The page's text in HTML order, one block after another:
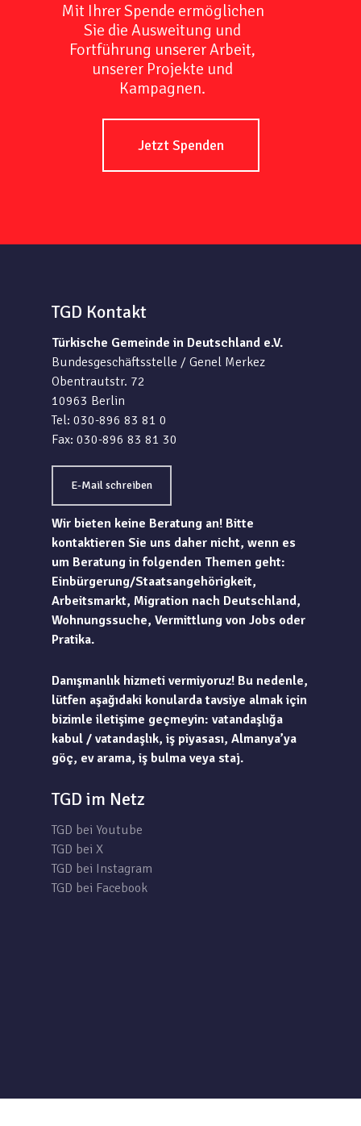
Mit Ihrer Spende ermöglichen
Sie die Ausweitung und
Fortführung unserer Arbeit,
unserer Projekte und
Kampagnen.
Jetzt Spenden
TGD Kontakt
Türkische Gemeinde in Deutschland e.V.
Bundesgeschäftsstelle / Genel Merkez
Obentrautstr. 72
10963 Berlin
Tel: 030-896 83 81 0
Fax: 030-896 83 81 30
E-Mail schreiben
Wir bieten keine Beratung an! Bitte
kontaktieren Sie uns daher nicht, wenn es
um Beratung in folgenden Themen geht:
Einbürgerung/Staatsangehörigkeit,
Arbeitsmarkt, Migration nach Deutschland,
Wohnungssuche, Vermittlung von Jobs oder
Pratika.
Danışmanlık hizmeti vermiyoruz! Bu nedenle,
lütfen aşağıdaki konularda tavsiye almak için
bizimle iletişime geçmeyin: vatandaşlığa
kabul / vatandaşlık, iş piyasası, Almanya’ya
göç, ev arama, iş bulma veya staj.
TGD im Netz
TGD bei Youtube
TGD bei X
TGD bei Instagram
TGD bei Facebook